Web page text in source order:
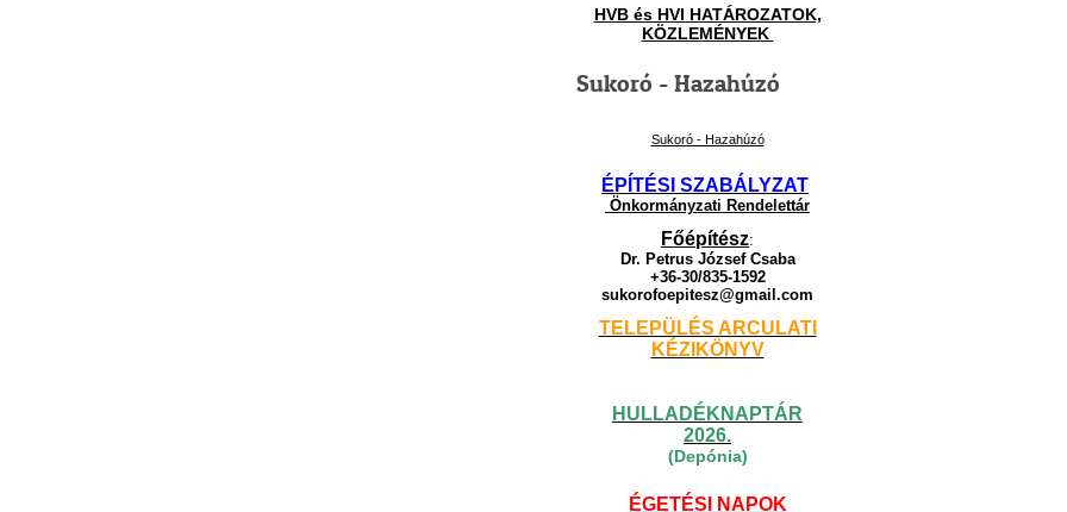
HVB és HVI HATÁROZATOK,
KÖZLEMÉNYEK
Sukoró - Hazahúzó
Sukoró - Hazahúzó
ÉPÍTÉSI SZABÁLYZAT
Önkormányzati Rendelettár
Főépítész:
Dr. Petrus József Csaba
+36-30/835-1592
sukorofoepitesz@gmail.com
TELEPÜLÉS ARCULATI
KÉZIKÖNYV
HULLADÉKNAPTÁR
2026.
(Depónia)
ÉGETÉSI NAPOK